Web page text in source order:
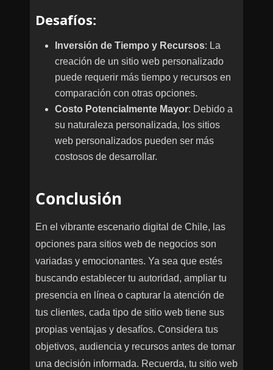
Desafíos:
Inversión de Tiempo y Recursos: La
creación de un sitio web personalizado
puede requerir más tiempo y recursos en
comparación con otras opciones.
Costo Potencialmente Mayor: Debido a
su naturaleza personalizada, los sitios
web personalizados pueden ser más
costosos de desarrollar.
Conclusión
En el vibrante escenario digital de Chile, las
opciones para sitios web de negocios son
variadas y emocionantes. Ya sea que estés
buscando establecer tu autoridad, ampliar tu
presencia en línea o capturar la atención de
tus clientes, cada tipo de sitio web tiene sus
propias ventajas y desafíos. Considera tus
objetivos, audiencia y recursos antes de tomar
una decisión informada. Recuerda, tu sitio web